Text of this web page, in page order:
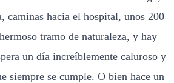
caminas hacia el hospital, unos 200
tramo de naturaleza, y hay
un día increíblemente caluroso y
siempre se cumple. O bien hace un